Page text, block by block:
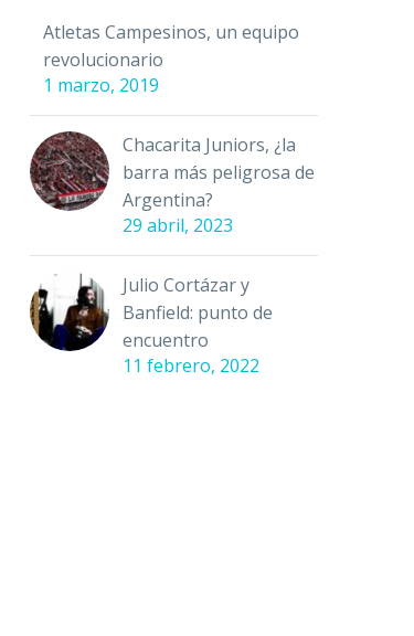
Atletas Campesinos, un equipo
revolucionario
1 marzo, 2019
Chacarita Juniors, ¿la
barra más peligrosa de
Argentina?
29 abril, 2023
Julio Cortázar y
Banfield: punto de
encuentro
11 febrero, 2022